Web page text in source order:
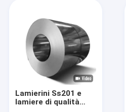
Prodotti
Video
Chi Siamo
Visita alla fabbrica
Lamierini Ss201 e
lamiere di qualità